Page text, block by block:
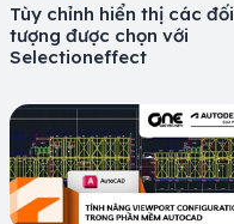
Tùy chỉnh hiển thị các đối
tượng được chọn với
Selectioneffect